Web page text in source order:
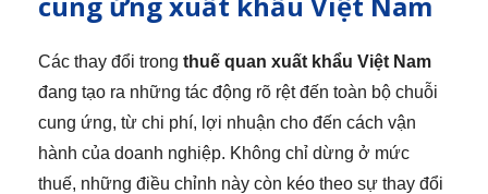
Các thay đổi trong thuế quan xuất khẩu Việt Nam
đang tạo ra những tác động rõ rệt đến toàn bộ chuỗi
cung ứng, từ chi phí, lợi nhuận cho đến cách vận
hành của doanh nghiệp. Không chỉ dừng ở mức
thuế, những điều chỉnh này còn kéo theo sự thay đổi